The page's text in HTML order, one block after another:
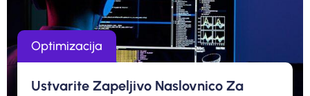
Optimizacija
Ustvarite Zapeljivo Naslovnico Za